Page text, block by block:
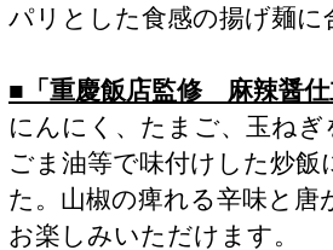
パリとした食感の揚げ麺に
■「重慶飯店監修 麻辣醤
にんにく、たまご、玉ね
ごま油等で味付けした炒
た。山椒の痺れる辛味と
お楽しみいただけます。